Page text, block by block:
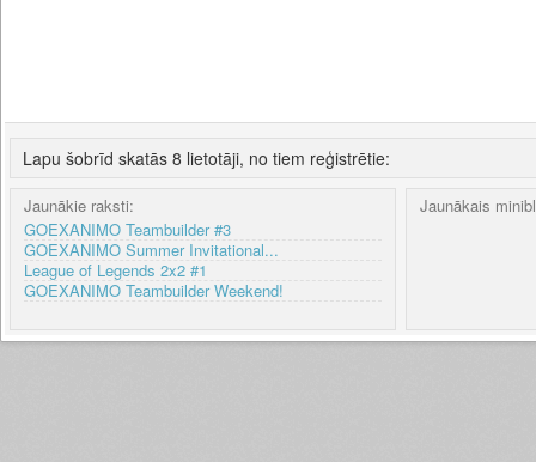
Lapu šobrīd skatās 8 lietotāji, no tiem reģistrētie:
Jaunākie raksti:
GOEXANIMO Teambuilder #3
GOEXANIMO Summer Invitational...
League of Legends 2x2 #1
GOEXANIMO Teambuilder Weekend!
Jaunākais